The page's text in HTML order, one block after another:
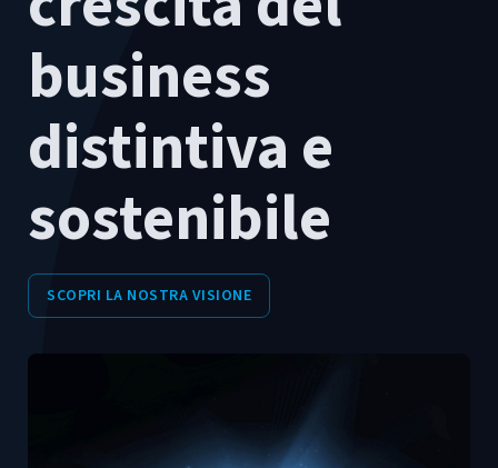
business
distintiva e
sostenibile
SCOPRI LA NOSTRA VISIONE